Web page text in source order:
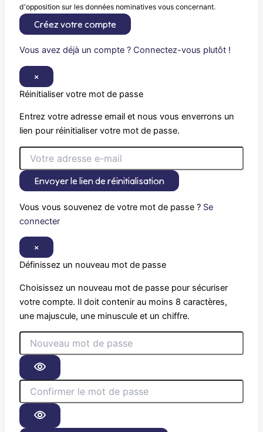
d'opposition sur les données nominatives vous concernant.
Créez votre compte
Vous avez déjà un compte ? Connectez-vous plutôt !
×
Réinitialiser votre mot de passe
Entrez votre adresse email et nous vous enverrons un
lien pour réinitialiser votre mot de passe.
Envoyer le lien de réinitialisation
Vous vous souvenez de votre mot de passe ? Se
connecter
×
Définissez un nouveau mot de passe
Choisissez un nouveau mot de passe pour sécuriser
votre compte. Il doit contenir au moins 8 caractères,
une majuscule, une minuscule et un chiffre.